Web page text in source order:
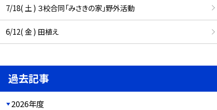
7/18( 土 ) ３校合同「みさきの家」野外活動
6/12( 金 ) 田植え
過去記事
2026年度